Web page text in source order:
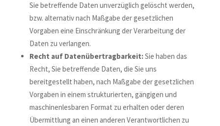
Sie betreffende Daten unverzüglich gelöscht werden,
bzw. alternativ nach Maßgabe der gesetzlichen
Vorgaben eine Einschränkung der Verarbeitung der
Daten zu verlangen.
Recht auf Datenübertragbarkeit:Sie haben das
Recht, Sie betreffende Daten, die Sie uns
bereitgestellt haben, nach Maßgabe der gesetzlichen
Vorgaben in einem strukturierten, gängigen und
maschinenlesbaren Format zu erhalten oder deren
Übermittlung an einen anderen Verantwortlichen zu